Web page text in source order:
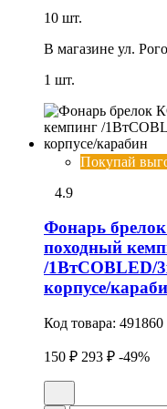
10 шт.
В магазине ул.
1 шт.
Покупай
4.9
Фонарь
походный
/1ВтCOBLED/
корпусе/
Код товара: 491860
150 ₽ 293 ₽ -49%